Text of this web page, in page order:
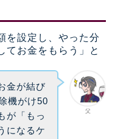
を設定し、やった分
てお金をもらう」と
父
金が結び
機がけ50
が「もっ
になるケ